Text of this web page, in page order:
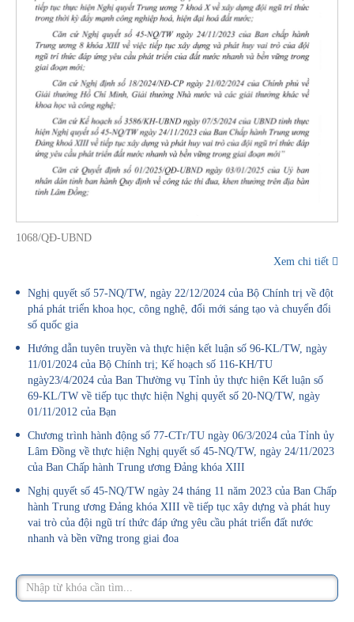
1068/QĐ-UBND
Xem chi tiết
Nghị quyết số 57-NQ/TW, ngày 22/12/2024 của Bộ Chính trị về đột
phá phát triển khoa học, công nghệ, đổi mới sáng tạo và chuyển đổi
số quốc gia
Hướng dẫn tuyên truyền và thực hiện kết luận số 96-KL/TW, ngày
11/01/2024 của Bộ Chính trị; Kế hoạch số 116-KH/TU
ngày23/4/2024 của Ban Thường vụ Tỉnh ủy thực hiện Kết luận số
69-KL/TW về tiếp tục thực hiện Nghị quyết số 20-NQ/TW, ngày
01/11/2012 của Bạn
Chương trình hành động số 77-CTr/TU ngày 06/3/2024 của Tỉnh ủy
Lâm Đồng về thực hiện Nghị quyết số 45-NQ/TW, ngày 24/11/2023
của Ban Chấp hành Trung ương Đảng khóa XIII
Nghị quyết số 45-NQ/TW ngày 24 tháng 11 năm 2023 của Ban Chấp
hành Trung ương Đảng khóa XIII về tiếp tục xây dựng và phát huy
vai trò của đội ngũ trí thức đáp ứng yêu cầu phát triển đất nước
nhanh và bền vững trong giai đoa